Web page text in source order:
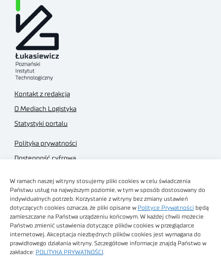
W ramach naszej witryny stosujemy pliki cookies w celu świadczenia
Państwu usług na najwyższym poziomie, w tym w sposób dostosowany do
indywidualnych potrzeb. Korzystanie z witryny bez zmiany ustawień
dotyczących cookies oznacza, że pliki opisane w Polityce Prywatności będą
zamieszczane na Państwa urządzeniu końcowym. W każdej chwili możecie
Państwo zmienić ustawienia dotyczące plików cookies w przeglądarce
internetowej. Akceptacja niezbędnych plików cookies jest wymagana do
prawidłowego działania witryny. Szczegółowe informacje znajdą Państwo w
zakładce: POLITYKA PRYWATNOŚCI
Kontakt z redakcją
O Mediach Logistyka
Statystyki portalu
Polityka prywatności
Dostępność cyfrowa
Regulamin sklepu
Obrazy stockowe
autorstwa